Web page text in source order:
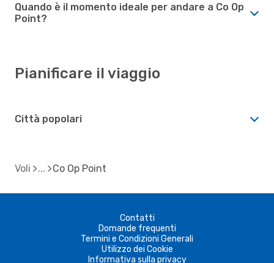
Quando è il momento ideale per andare a Co Op
Point?
Pianificare il viaggio
Città popolari
Voli Co Op Point
Contatti
Domande frequenti
Termini e Condizioni Generali
Utilizzo dei Cookie
Informativa sulla privacy